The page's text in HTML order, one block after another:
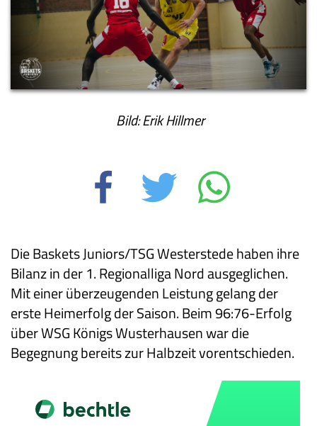
Bild: Erik Hillmer
Die Baskets Juniors/TSG Westerstede haben ihre
Bilanz in der 1. Regionalliga Nord ausgeglichen.
Mit einer überzeugenden Leistung gelang der
erste Heimerfolg der Saison. Beim 96:76-Erfolg
über WSG Königs Wusterhausen war die
Begegnung bereits zur Halbzeit vorentschieden.